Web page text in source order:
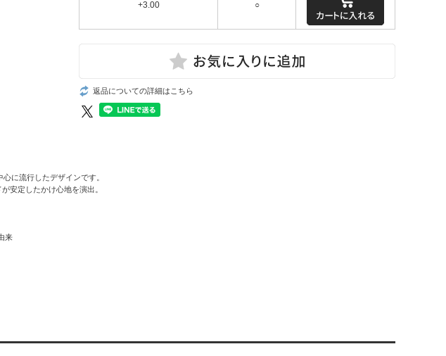
+3.00 ○
返品についての詳細はこちら
に流行したデザインです。
安定したかけ心地を演出。
来